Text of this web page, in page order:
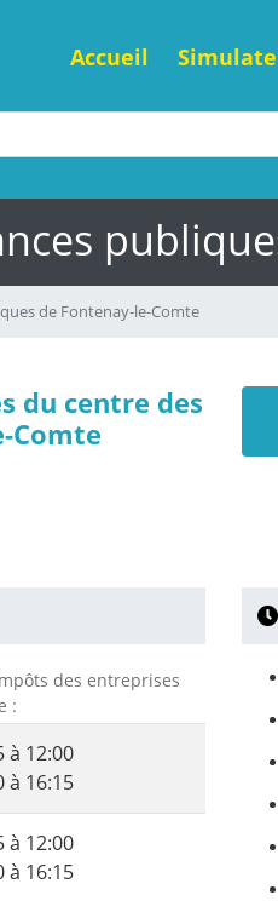
Accueil
de Fontenay-le-Comte
du centre des
Comte
des entreprises
:
à 12:00
à 16:15
à 12:00
à 16:15